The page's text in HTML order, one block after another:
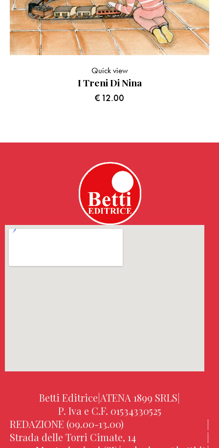
I Treni Di Nina
€12.00
Quick view
Betti Editrice ATENA 1899 SRLS
P. Iva e C.F. 01534330525
REDAZIONE (09.00-13.00)
Strada delle Torri Cimate, 14